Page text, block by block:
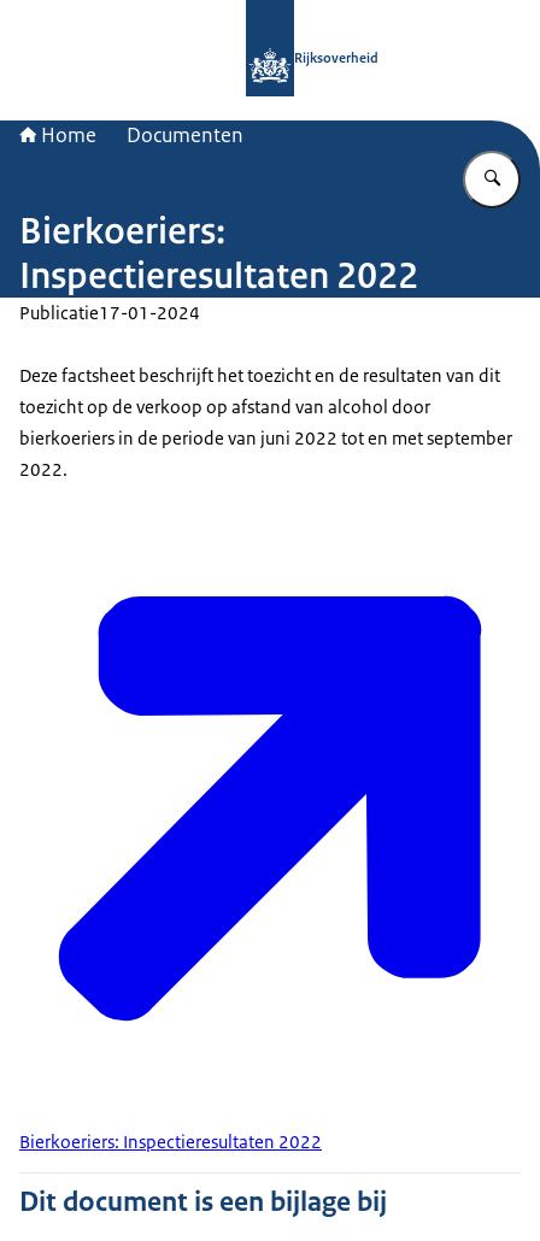
Rijksoverheid
Home Documenten
Bierkoeriers:
Inspectieresultaten 2022
Publicatie17-01-2024
Deze factsheet beschrijft het toezicht en de resultaten van dit
toezicht op de verkoop op afstand van alcohol door
bierkoeriers in de periode van juni 2022 tot en met september
2022.
Bierkoeriers: Inspectieresultaten 2022
Dit document is een bijlage bij